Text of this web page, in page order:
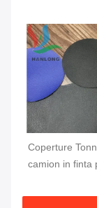
Coperture
camion in finta
up